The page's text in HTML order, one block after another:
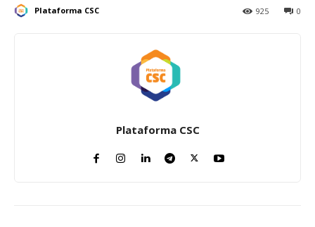
Plataforma CSC 0
925
Plataforma CSC